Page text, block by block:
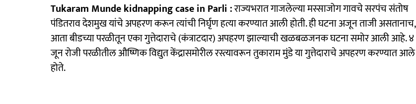
Tukaram Munde kidnapping case in Parli :राज्यभरात गाजलेल्या मस्साजोग गावचे सरपंच संतोष
पंडितराव देशमुख यांचे अपहरण करून त्यांची निर्घृण हत्या करण्यात आली होती. ही घटना अजून ताजी असतानाच,
आता बीडच्या परळीतून एका गुत्तेदाराचे (कंत्राटदार) अपहरण झाल्याची खळबळजनक घटना समोर आली आहे. ४
जून रोजी परळीतील औष्णिक विद्युत केंद्रासमोरील रस्त्यावरून तुकाराम मुंडे या गुत्तेदाराचे अपहरण करण्यात आले
होते.